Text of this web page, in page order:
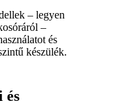
– legyen
–
és
készülék.
és